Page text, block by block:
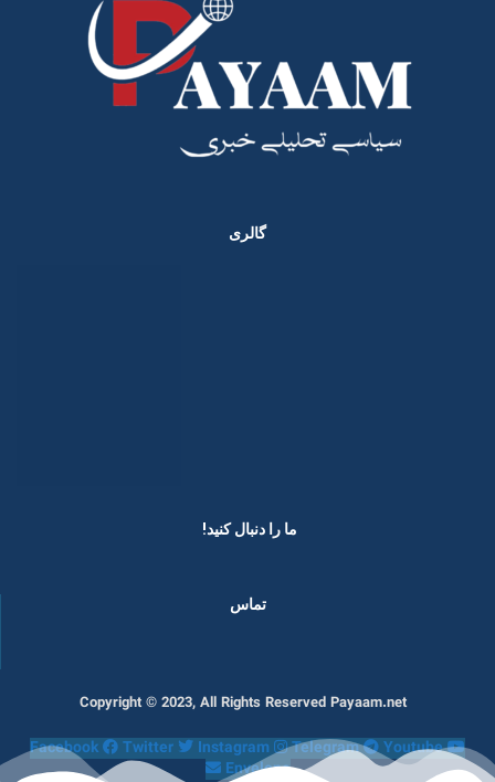
گالری
ما را دنبال کنید! ​
تماس
Copyright © 2023, All Rights Reserved Payaam.net
Facebook Twitter Instagram Telegram
Youtube
Envelope